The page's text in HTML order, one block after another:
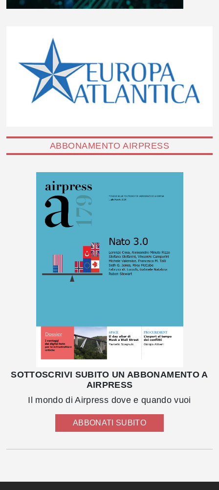
ABBONAMENTO AIRPRESS
SOTTOSCRIVI SUBITO UN ABBONAMENTO A
AIRPRESS
Il mondo di Airpress dove e quando vuoi
ABBONATI SUBITO